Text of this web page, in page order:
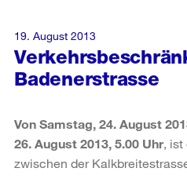
Badenerstrasse
19. August 2013
Von Samstag, 24. August
26. August 2013, 5.00 Uhr, ist
zwischen der